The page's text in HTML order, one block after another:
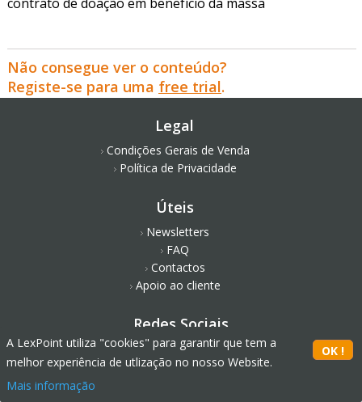
Não consegue ver o conteúdo?
Registe-se para uma free trial.
Legal
Condições Gerais de Venda
Política de Privacidade
Úteis
Newsletters
FAQ
Contactos
Apoio ao cliente
Redes Sociais
A LexPoint utiliza "cookies" para garantir que tem a
melhor experiência de utlização no nosso Website.
Mais informação